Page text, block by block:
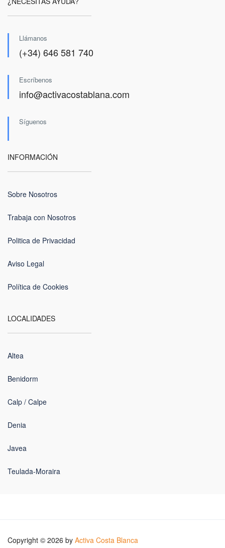
Llámanos
(+34) 646 581 740
Escríbenos
info@activacostablana.com
Síguenos
INFORMACIÓN
Sobre Nosotros
Trabaja con Nosotros
Politica de Privacidad
Aviso Legal
Política de Cookies
LOCALIDADES
Altea
Benidorm
Calp / Calpe
Denia
Javea
Teulada-Moraira
Copyright © 2026 by Activa Costa Blanca